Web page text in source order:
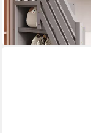
lieferbar - in 5-6